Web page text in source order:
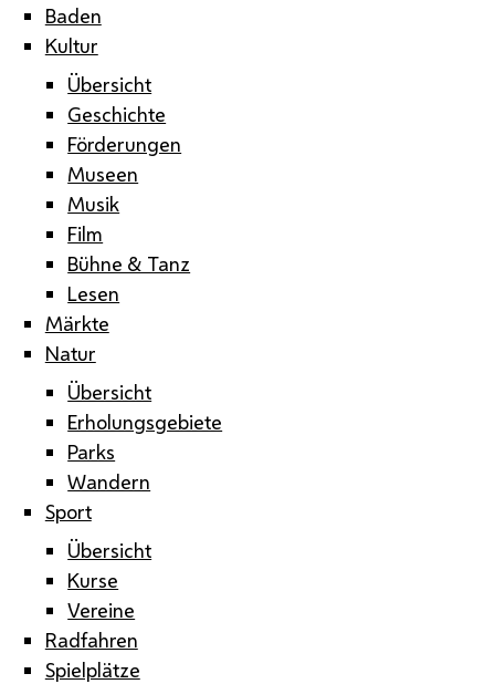
Baden
Kultur
Übersicht
Geschichte
Förderungen
Museen
Musik
Film
Bühne & Tanz
Lesen
Märkte
Natur
Übersicht
Erholungsgebiete
Parks
Wandern
Sport
Übersicht
Kurse
Vereine
Radfahren
Spielplätze